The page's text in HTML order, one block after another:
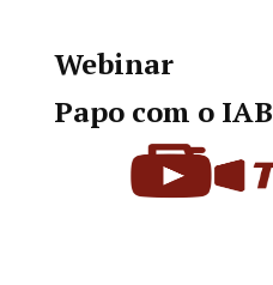
Webinar
Papo com o IAB